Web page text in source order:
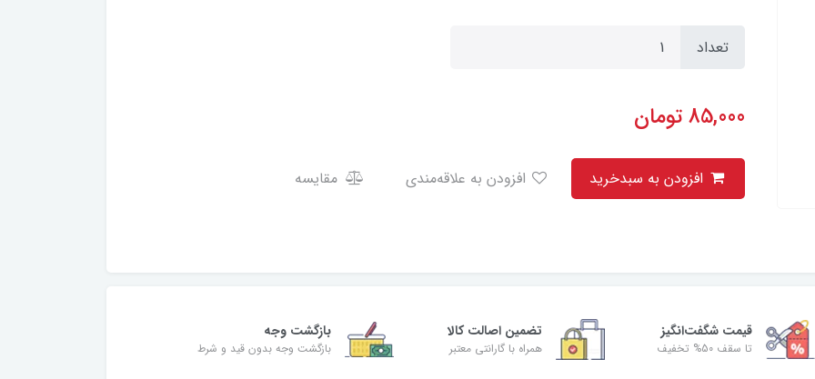
تعداد
85,000تومان
مقایسه
قیمت شگفت‌انگیز
تا سقف 50% تخفیف
تضمین اصالت کالا
همراه با گارانتی معتبر
بازگشت وجه
بازگشت وجه بدون قید و شرط